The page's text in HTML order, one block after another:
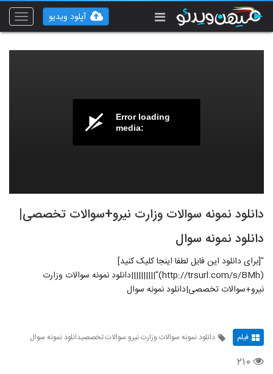
Toggle
آپلود ویدیو
Error loading
media:
دانلود نمونه سوالات وزارت نیرو+سوالات تخصصی|
دانلود نمونه سوال
"[برای دانلود این فایل لطفا اینجا کلیک کنید]
(http://trsurl.com/s/BMh)"||||||||||دانلود نمونه سوالات وزارت
نیرو+سوالات تخصصی|دانلود نمونه سوال
فیلم دانلود نمونه سوالات وزارت نیرو سوالات تخصصیدانلود نمونه سوال
۲۱۰